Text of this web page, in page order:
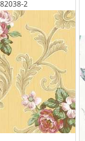
82038-2